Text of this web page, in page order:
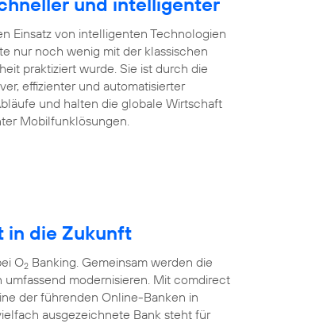
Einsatz von intelligenten Technologien
nur noch wenig mit der klassischen
praktiziert wurde. Sie ist durch die
effizienter und automatisierter
und halten die globale Wirtschaft
Mobilfunklösungen.
in die Zukunft
O2 Banking. Gemeinsam werden die
modernisieren. Mit comdirect
der führenden Online-Banken in
ausgezeichnete Bank steht für